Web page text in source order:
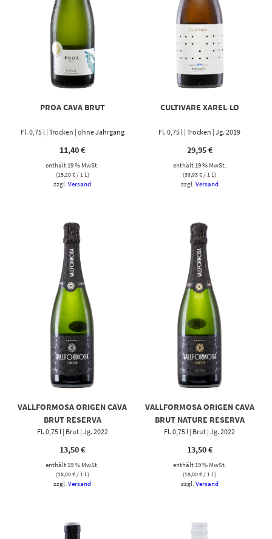
PROA CAVA BRUT
Fl. 0,75 l | Trocken | ohne Jahrgang
11,40€
enthält 19 % MwSt.
(15,20€/ 1 L)
zzgl.Versand
CULTIVARE XAREL-LO
Fl. 0,75 l | Trocken | Jg. 2019
29,95€
enthält 19 % MwSt.
(39,93€ / 1 L)
zzgl. Versand
VALLFORMOSA ORIGEN CAVA
BRUT RESERVA
Fl. 0,75 l | Brut | Jg. 2022
13,50€
enthält 19 % MwSt.
(18,00€/ 1 L)
zzgl.Versand
VALLFORMOSA ORIGEN CAVA
BRUT NATURE RESERVA
Fl. 0,75 l | Brut | Jg. 2022
13,50€
enthält 19 % MwSt.
(18,00€/ 1 L)
zzgl. Versand